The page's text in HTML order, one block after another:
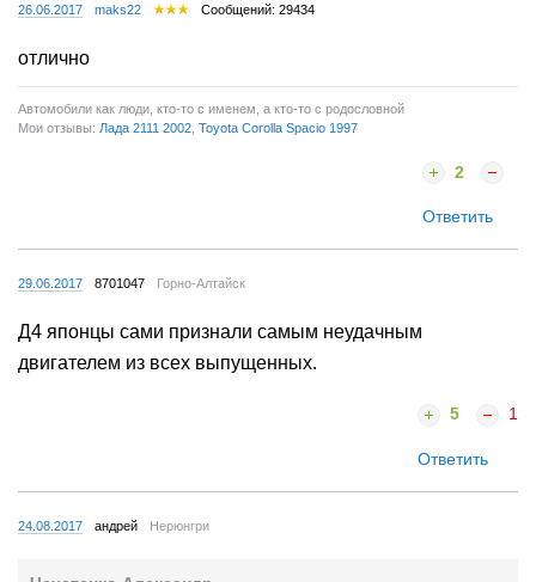
26.06.2017 maks22 Сообщений: 29434
отлично
Автомобили как люди, кто-то с именем, а кто-то с родословной
Мои отзывы: Лада 2111 2002 Toyota Corolla Spacio 1997
2
Ответить
29.06.2017 8701047 Горно-Алтайск
Д4 японцы сами признали самым неудачным
двигателем из всех выпущенных.
5 1
Ответить
24.08.2017 андрей Нерюнгри